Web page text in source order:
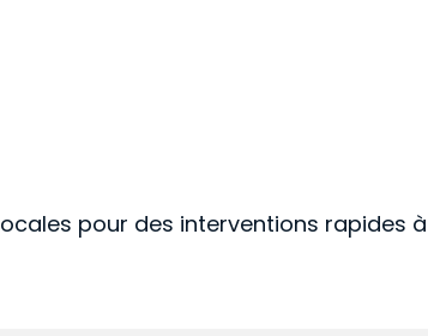
pour des interventions rapides à